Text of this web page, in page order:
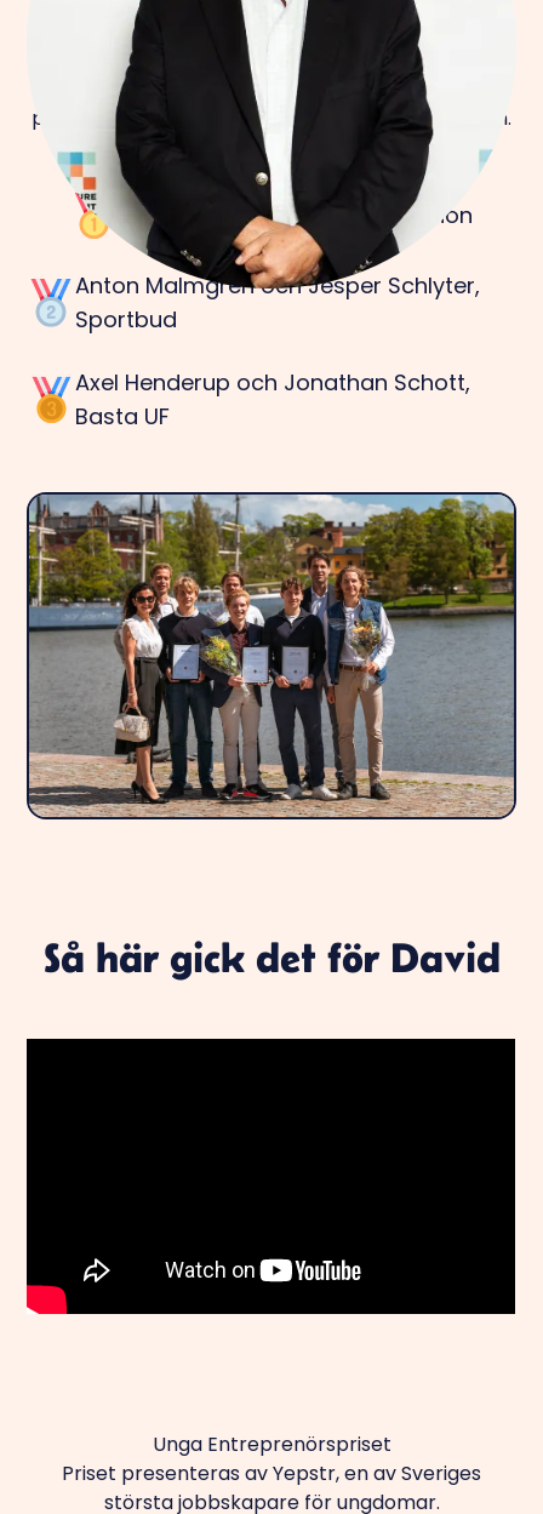
Vinnare 2021
Här har vi förra årets fantastiska vinnare på
prisceremonin i Stockholm tillsammans med juryn.
David Gauffin Dahlin, Apex Vision
Anton Malmgren och Jesper Schlyter,
Sportbud
Axel Henderup och Jonathan Schott,
Basta UF
Så här gick det för David
Unga Entreprenörspriset
Priset presenteras av Yepstr, en av Sveriges
största jobbskapare för ungdomar.